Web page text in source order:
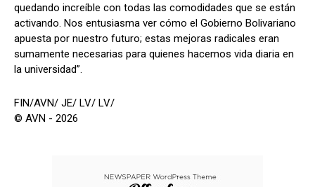
quedando increíble con todas las comodidades que se están
activando. Nos entusiasma ver cómo el Gobierno Bolivariano
apuesta por nuestro futuro; estas mejoras radicales eran
sumamente necesarias para quienes hacemos vida diaria en
la universidad”.
FIN/AVN/ JE/ LV/ LV/
© AVN - 2026